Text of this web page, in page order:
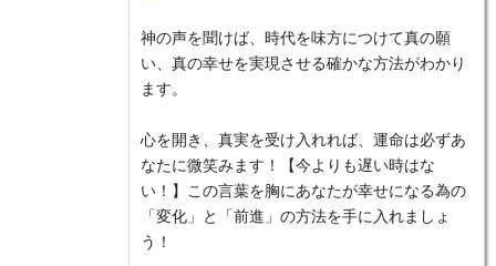
神の声を聞けば、時代を味方につけて真の願
い、真の幸せを実現させる確かな方法がわかり
ます。
心を開き、真実を受け入れれば、運命は必ずあ
なたに微笑みます！【今よりも遅い時はな
い！】この言葉を胸にあなたが幸せになる為の
「変化」と「前進」の方法を手に入れましょ
う！